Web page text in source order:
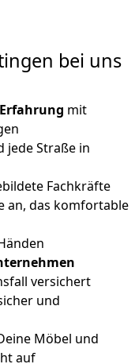
bei uns
Erfahrung mit
jede Straße in
Fachkräfte
an, das komfortable
versichert
und
Möbel und
auf